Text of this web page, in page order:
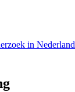
in Nederland